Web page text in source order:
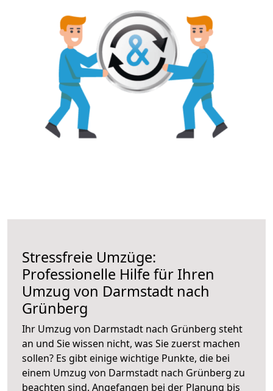
Stressfreie Umzüge:
Professionelle Hilfe für Ihren
Umzug von Darmstadt nach
Grünberg
Ihr Umzug von Darmstadt nach Grünberg steht
an und Sie wissen nicht, was Sie zuerst machen
sollen? Es gibt einige wichtige Punkte, die bei
einem Umzug von Darmstadt nach Grünberg zu
beachten sind. Angefangen bei der Planung bis